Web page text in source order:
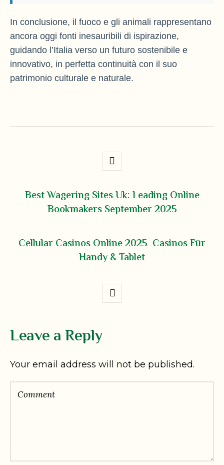
In conclusione, il fuoco e gli animali rappresentano
ancora oggi fonti inesauribili di ispirazione,
guidando l’Italia verso un futuro sostenibile e
innovativo, in perfetta continuità con il suo
patrimonio culturale e naturale.
Best Wagering Sites Uk: Leading Online
Bookmakers September 2025
Cellular Casinos Online 2025 ️ Casinos Für
Handy & Tablet
Leave a Reply
Your email address will not be published.
Comment